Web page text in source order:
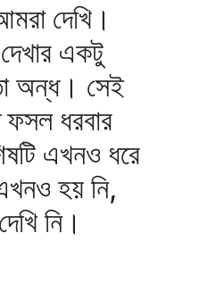
দেখি।
একটু
অন্ধ। সেই
ফসল ধরবার
এখনও ধরে
হয় নি,
নি।